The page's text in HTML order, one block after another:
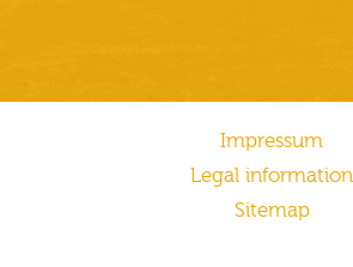
Impressum
Legal information
Sitemap